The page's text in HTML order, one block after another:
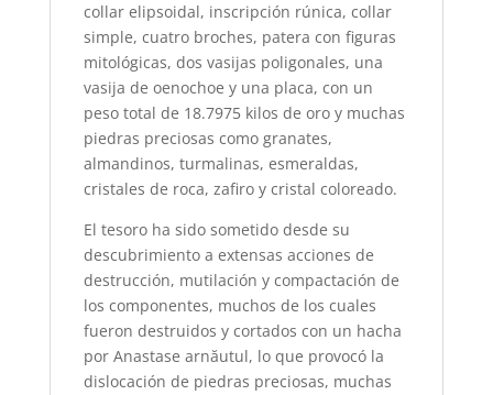
collar elipsoidal, inscripción rúnica, collar
simple, cuatro broches, patera con figuras
mitológicas, dos vasijas poligonales, una
vasija de oenochoe y una placa, con un
peso total de 18.7975 kilos de oro y muchas
piedras preciosas como granates,
almandinos, turmalinas, esmeraldas,
cristales de roca, zafiro y cristal coloreado.
El tesoro ha sido sometido desde su
descubrimiento a extensas acciones de
destrucción, mutilación y compactación de
los componentes, muchos de los cuales
fueron destruidos y cortados con un hacha
por Anastase arnăutul, lo que provocó la
dislocación de piedras preciosas, muchas